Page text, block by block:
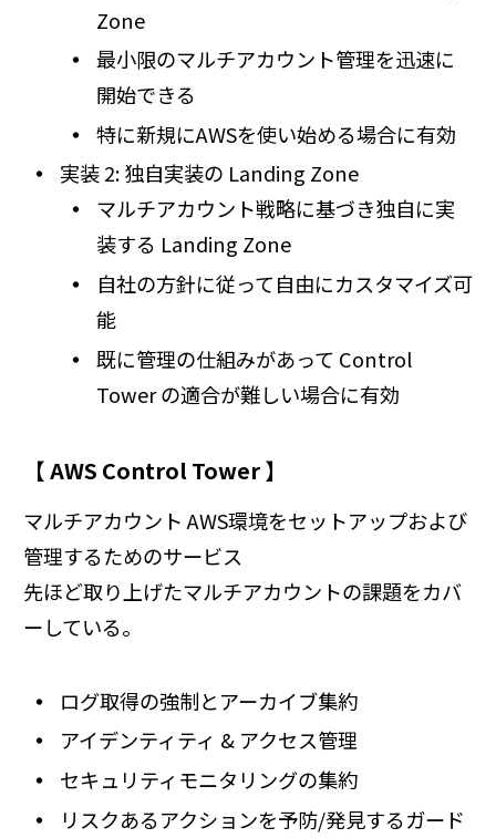
Zone
最小限のマルチアカウント管理を迅速に
開始できる
特に新規にAWSを使い始める場合に有効
実装 2: 独自実装の Landing Zone
マルチアカウント戦略に基づき独自に実
装する Landing Zone
自社の方針に従って自由にカスタマイズ可
能
既に管理の仕組みがあって Control
Tower の適合が難しい場合に有効
【 AWS Control Tower 】
マルチアカウント AWS環境をセットアップおよび
管理するためのサービス
先ほど取り上げたマルチアカウントの課題をカバ
ーしている。
ログ取得の強制とアーカイブ集約
アイデンティティ & アクセス管理
セキュリティモニタリングの集約
リスクあるアクションを予防/発見するガード